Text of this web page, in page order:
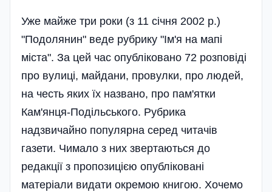
Уже майже три роки (з 11 січня 2002 p.)
"Подолянин" веде рубрику "Ім'я на мапі
міста". За цей час опубліковано 72 розповіді
про вулиці, майдани, провулки, про людей,
на честь яких їх названо, про пам'ятки
Кам'янця-Подільського. Рубрика
надзвичайно популярна серед читачів
газети. Чимало з них звертаються до
редакції з пропозицією опубліковані
матеріали видати окремою книгою. Хочемо